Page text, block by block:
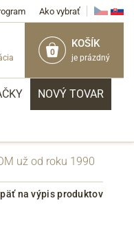
Ako vybrať
0
KOŠÍK
je prázdný
NOVÝ TOVAR
už od roku 1990
na výpis produktov